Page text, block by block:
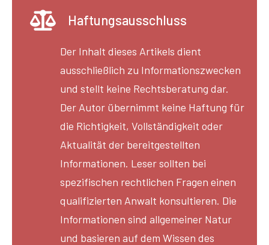
Haftungsausschluss
Der Inhalt dieses Artikels dient
ausschließlich zu Informationszwecken
und stellt keine Rechtsberatung dar.
Der Autor übernimmt keine Haftung für
die Richtigkeit, Vollständigkeit oder
Aktualität der bereitgestellten
Informationen. Leser sollten bei
spezifischen rechtlichen Fragen einen
qualifizierten Anwalt konsultieren. Die
Informationen sind allgemeiner Natur
und basieren auf dem Wissen des